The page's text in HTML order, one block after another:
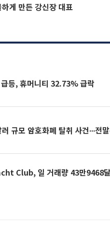
게 만든 강신장 대표
등, 휴머니티 32.73% 급락
규모 암호화폐 탈취 사건∙∙∙전
Club, 일 거래량 43만9468